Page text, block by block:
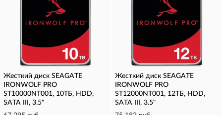
Жесткий диск SEAGATE
IRONWOLF PRO
ST10000NT001, 10ТБ, HDD,
SATA III, 3.5"
Жесткий диск SEAGATE
IRONWOLF PRO
ST12000NT001, 12ТБ, HDD,
SATA III, 3.5"